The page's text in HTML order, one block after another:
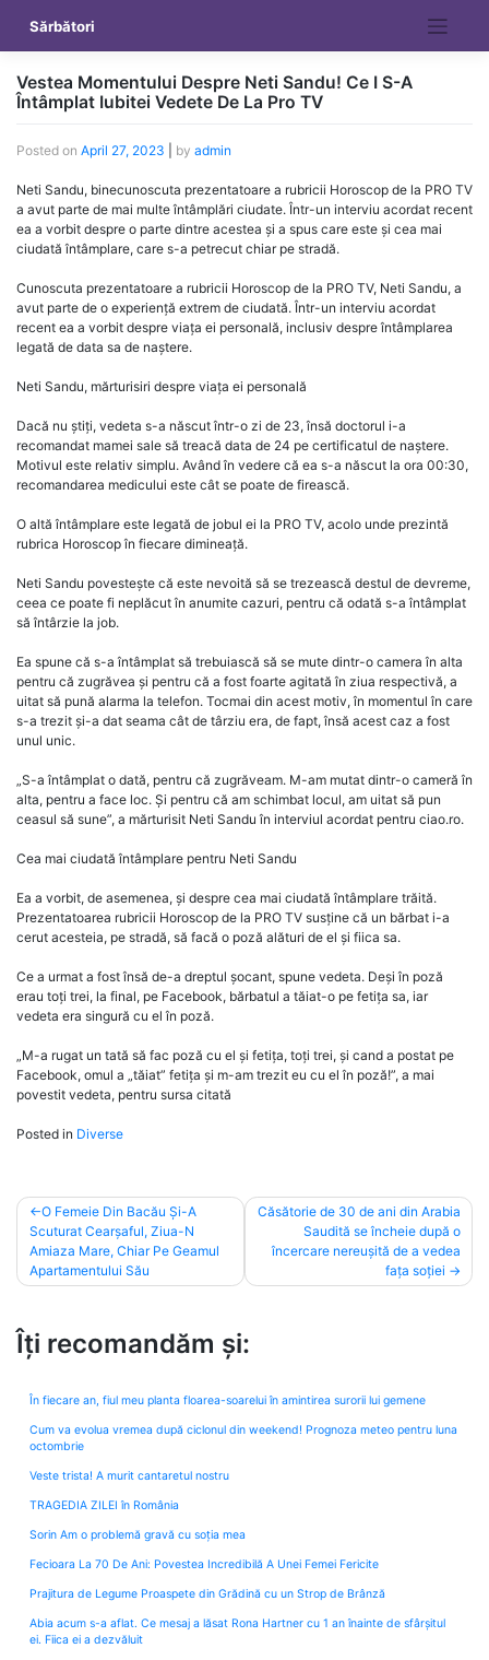
content
Sărbători
Vestea Momentului Despre Neti Sandu! Ce I S-A
Întâmplat Iubitei Vedete De La Pro TV
Posted on April 27, 2023 by admin
Neti Sandu, binecunoscuta prezentatoare a rubricii Horoscop de la PRO TV
a avut parte de mai multe întâmplări ciudate. Într-un interviu acordat recent
ea a vorbit despre o parte dintre acestea și a spus care este și cea mai
ciudată întâmplare, care s-a petrecut chiar pe stradă.
Cunoscuta prezentatoare a rubricii Horoscop de la PRO TV, Neti Sandu, a
avut parte de o experiență extrem de ciudată. Într-un interviu acordat
recent ea a vorbit despre viața ei personală, inclusiv despre întâmplarea
legată de data sa de naștere.
Neti Sandu, mărturisiri despre viața ei personală
Dacă nu știți, vedeta s-a născut într-o zi de 23, însă doctorul i-a
recomandat mamei sale să treacă data de 24 pe certificatul de naștere.
Motivul este relativ simplu. Având în vedere că ea s-a născut la ora 00:30,
recomandarea medicului este cât se poate de firească.
O altă întâmplare este legată de jobul ei la PRO TV, acolo unde prezintă
rubrica Horoscop în fiecare dimineață.
Neti Sandu povestește că este nevoită să se trezească destul de devreme,
ceea ce poate fi neplăcut în anumite cazuri, pentru că odată s-a întâmplat
să întârzie la job.
Ea spune că s-a întâmplat să trebuiască să se mute dintr-o camera în alta
pentru că zugrăvea și pentru că a fost foarte agitată în ziua respectivă, a
uitat să pună alarma la telefon. Tocmai din acest motiv, în momentul în care
s-a trezit și-a dat seama cât de târziu era, de fapt, însă acest caz a fost
unul unic.
„S-a întâmplat o dată, pentru că zugrăveam. M-am mutat dintr-o cameră în
alta, pentru a face loc. Și pentru că am schimbat locul, am uitat să pun
ceasul să sune”, a mărturisit Neti Sandu în interviul acordat pentru ciao.ro.
Cea mai ciudată întâmplare pentru Neti Sandu
Ea a vorbit, de asemenea, și despre cea mai ciudată întâmplare trăită.
Prezentatoarea rubricii Horoscop de la PRO TV susține că un bărbat i-a
cerut acesteia, pe stradă, să facă o poză alături de el și fiica sa.
Ce a urmat a fost însă de-a dreptul șocant, spune vedeta. Deși în poză
erau toți trei, la final, pe Facebook, bărbatul a tăiat-o pe fetița sa, iar
vedeta era singură cu el în poză.
„M-a rugat un tată să fac poză cu el și fetița, toți trei, și cand a postat pe
Facebook, omul a „tăiat” fetița și m-am trezit eu cu el în poză!”, a mai
povestit vedeta, pentru sursa citată
Posted in Diverse
Post
navigation
O Femeie Din Bacău Și-A
Scuturat Cearșaful, Ziua-N
Amiaza Mare, Chiar Pe Geamul
Apartamentului Său
Căsătorie de 30 de ani din Arabia
Saudită se încheie după o
încercare nereușită de a vedea
fața soției
Îți recomandăm și:
În fiecare an, fiul meu planta floarea-soarelui în amintirea surorii lui gemene
Cum va evolua vremea după ciclonul din weekend! Prognoza meteo pentru luna
octombrie
Veste trista! A murit cantaretul nostru
TRAGEDIA ZILEI în România
Sorin Am o problemă gravă cu soția mea
Fecioara La 70 De Ani: Povestea Incredibilă A Unei Femei Fericite
Prajitura de Legume Proaspete din Grădină cu un Strop de Brânză
Abia acum s-a aflat. Ce mesaj a lăsat Rona Hartner cu 1 an înainte de sfârșitul
ei. Fiica ei a dezvăluit